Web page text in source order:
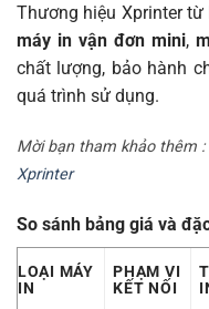
Thương hiệu Xprinter
máy in vận đơn mini,
chất lượng, bảo hành
quá trình sử dụng.
Mời bạn tham khảo thêm :
Xprinter
So sánh bảng giá và
LOẠI MÁY
IN
PHẠM VI
KẾT NỐI